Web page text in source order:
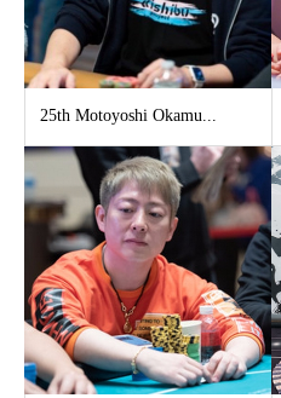
25th Motoyoshi Okamu...